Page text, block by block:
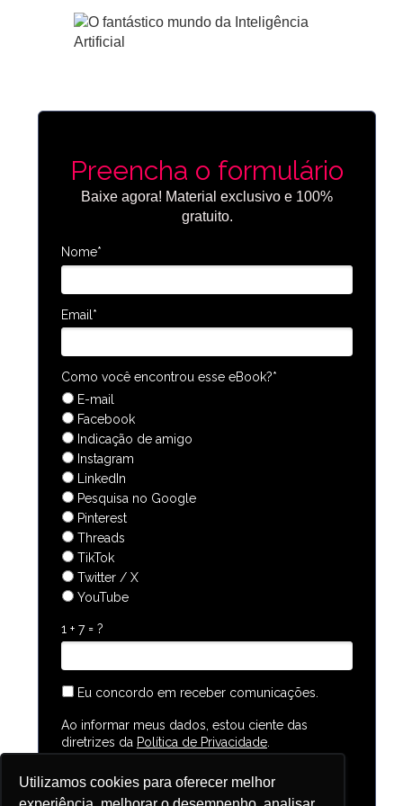
Utilizamos cookies para oferecer melhor
Preencha o formulário
Baixe agora! Material exclusivo e 100%
gratuito.
Nome*
Email*
Como você encontrou esse eBook?*
E-mail
Facebook
Indicação de amigo
Instagram
LinkedIn
Pesquisa no Google
Pinterest
Threads
TikTok
Twitter / X
YouTube
1 + 7 = ?
Eu concordo em receber comunicações.
Ao informar meus dados, estou ciente das
diretrizes da Política de Privacidade.